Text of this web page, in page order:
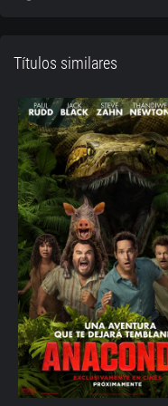
Títulos similares